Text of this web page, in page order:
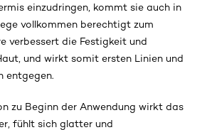
einzudringen, kommt sie auch in
vollkommen berechtigt zum
verbessert die Festigkeit und
und wirkt somit ersten Linien und
entgegen.
zu Beginn der Anwendung wirkt das
fühlt sich glatter und